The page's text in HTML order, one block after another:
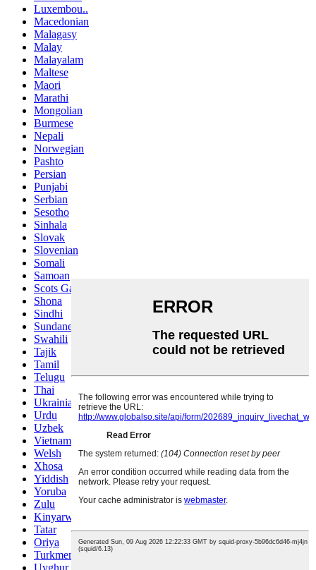
Luxembou..
Macedonian
Malagasy
Malay
Malayalam
Maltese
Maori
Marathi
Mongolian
Burmese
Nepali
Norwegian
Pashto
Persian
Punjabi
Serbian
Sesotho
Sinhala
Slovak
Slovenian
Somali
Samoan
Scots Gaelic
Shona
Sindhi
Sundanese
Swahili
Tajik
Tamil
Telugu
Thai
Ukrainian
Urdu
Uzbek
Vietnamese
Welsh
Xhosa
Yiddish
Yoruba
Zulu
Kinyarwanda
Tatar
Oriya
Turkmen
Uyghur